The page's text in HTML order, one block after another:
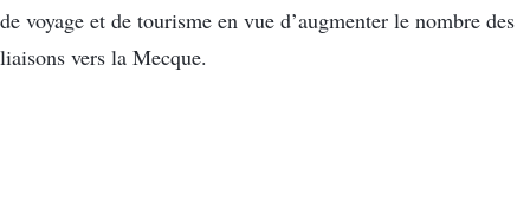
de voyage et de tourisme en vue d’augmenter le nombre des
liaisons vers la Mecque.